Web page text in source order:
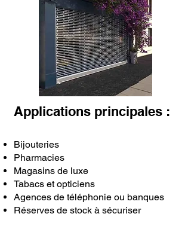
Applications principales :
Bijouteries
Pharmacies
Magasins de luxe
Tabacs et opticiens
Agences de téléphonie ou banques
Réserves de stock à sécuriser